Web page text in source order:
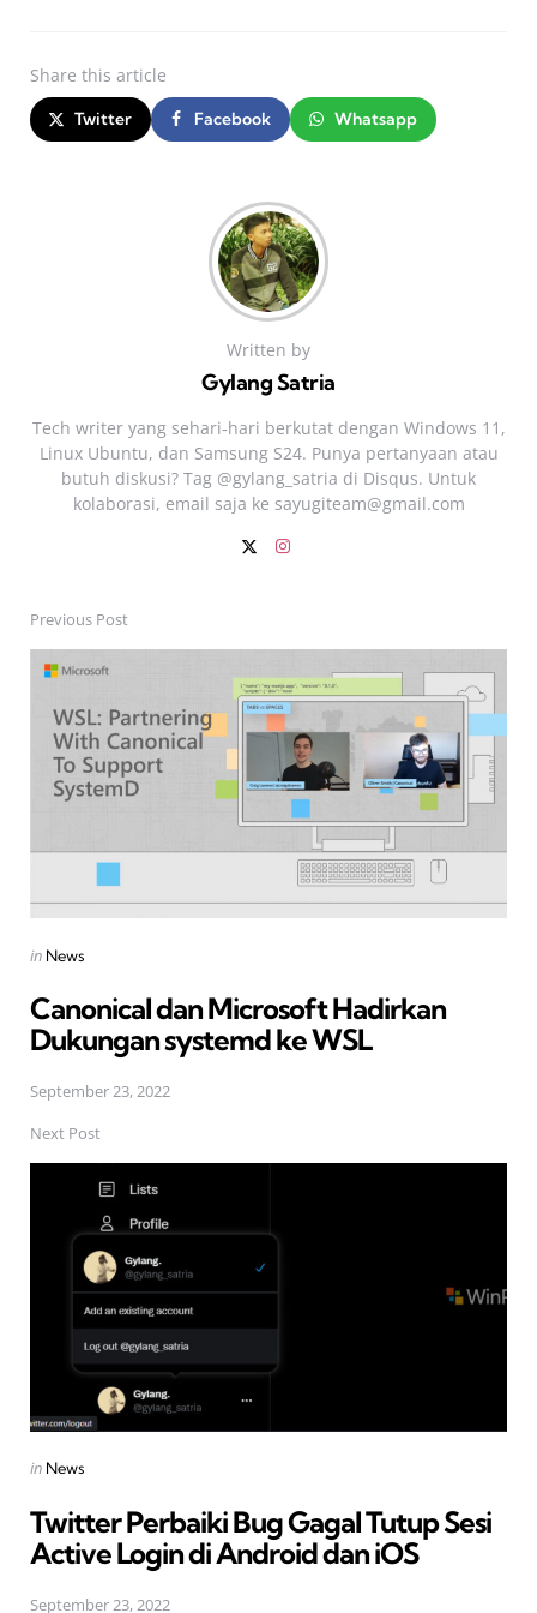
Share this article
Twitter Facebook Whatsapp
Written by
Gylang Satria
Tech writer yang sehari‑hari berkutat dengan Windows 11,
Linux Ubuntu, dan Samsung S24. Punya pertanyaan atau
butuh diskusi? Tag @gylang_satria di Disqus. Untuk
kolaborasi, email saja ke sayugiteam@gmail.com
Post
navigation
Previous Post
Posted
in News
Canonical dan Microsoft Hadirkan
Dukungan systemd ke WSL
September 23, 2022
Next Post
Posted
in News
Twitter Perbaiki Bug Gagal Tutup Sesi
Active Login di Android dan iOS
September 23, 2022